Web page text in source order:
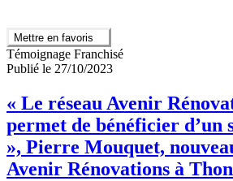
Mettre en favoris
Témoignage Franchisé
Publié le 27/10/2023
« Le réseau Avenir
permet de bénéficier d’un
», Pierre Mouquet,
Avenir Rénovations à